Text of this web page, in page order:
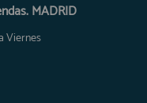
MADRID
Viernes